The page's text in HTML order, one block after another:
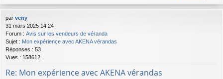
par veny
31 mars 2025 14:24
Forum : Avis sur les vendeurs de véranda
Sujet : Mon expérience avec AKENA vérandas
Réponses : 53
Vues : 158612
Re: Mon expérience avec AKENA vérandas